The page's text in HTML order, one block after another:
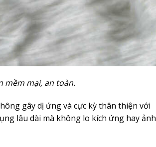
mềm mại, an toàn.
gây dị ứng và cực kỳ thân thiện với
lâu dài mà không lo kích ứng hay ảnh